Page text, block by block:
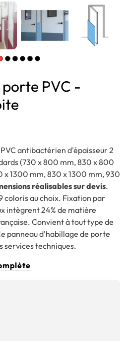
PVC -
antibactérien d'épaisseur 2
(730 x 800 mm, 830 x 800
x 1300 mm, 830 x 1300 mm, 930
réalisables sur devis.
coloris au choix. Fixation par
intègrent 24% de matière
Convient à tout type de
panneau d'habillage de porte
services techniques.